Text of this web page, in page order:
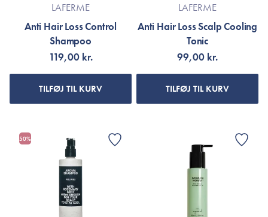
LAFERME
Anti Hair Loss Control
Shampoo
119,00 kr.
TILFØJ TIL KURV
LAFERME
Anti Hair Loss Scalp Cooling
Tonic
99,00 kr.
TILFØJ TIL KURV
50%